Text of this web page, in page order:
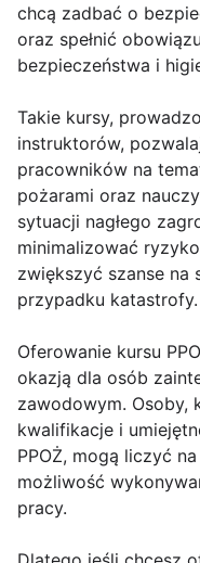
chcą zadbać o
oraz spełnić
bezpieczeństwa i
Takie kursy,
instruktorów,
pracowników na
pożarami oraz
sytuacji nagłego
minimalizować
zwiększyć szanse na
przypadku katastrofy.
Oferowanie kursu
okazją dla osób
zawodowym. Osoby,
kwalifikacje i
PPOŻ, mogą liczyć
możliwość
pracy.